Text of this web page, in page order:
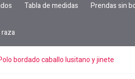
Tabla de medidas Prendas sin
bordado caballo lusitano y jinete